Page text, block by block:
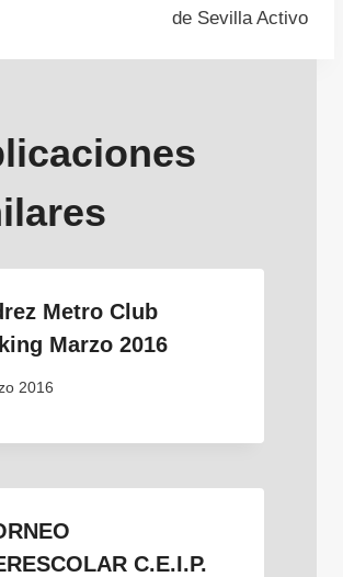
de Sevilla Activo
Metro Club
Marzo 2016
2016
C.E.I.P.